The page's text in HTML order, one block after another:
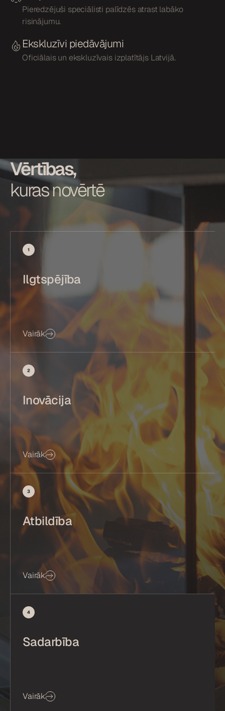
Pieredzējuši speciālisti palīdzēs atrast labāko
risinājumu.
Ekskluzīvi piedāvājumi
Oficiālais un ekskluzīvais izplatītājs Latvijā.
Vērtības,
kuras novērtē
1
Ilgtspējība
Vairāk
2
Inovācija
Vairāk
3
Atbildība
Vairāk
4
Sadarbība
Vairāk